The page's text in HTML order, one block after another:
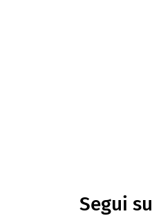
Segui su